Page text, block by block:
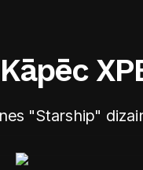
Kāpēc
"Starship"